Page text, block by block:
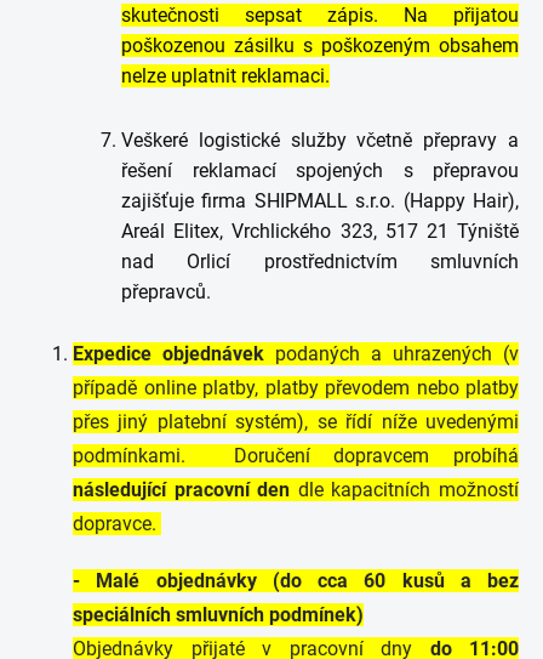
skutečnosti sepsat zápis. Na přijatou
poškozenou zásilku s poškozeným obsahem
nelze uplatnit reklamaci.
Veškeré logistické služby včetně přepravy a
řešení reklamací spojených s přepravou
zajišťuje firma SHIPMALL s.r.o. (Happy Hair),
Areál Elitex, Vrchlického 323, 517 21 Týniště
nad Orlicí prostřednictvím smluvních
přepravců.
Expedice objednávek podaných a uhrazených (v
případě online platby, platby převodem nebo platby
přes jiný platební systém), se řídí níže uvedenými
podmínkami. Doručení dopravcem probíhá
následující pracovní den dle kapacitních možností
dopravce.
- Malé objednávky (do cca 60 kusů a bez
speciálních smluvních podmínek)
Objednávky přijaté v pracovní dny do 11:00